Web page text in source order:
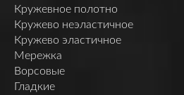
Кружевное полотно
Кружево неэластичное
Кружево эластичное
Мережка
Ворсовые
Гладкие